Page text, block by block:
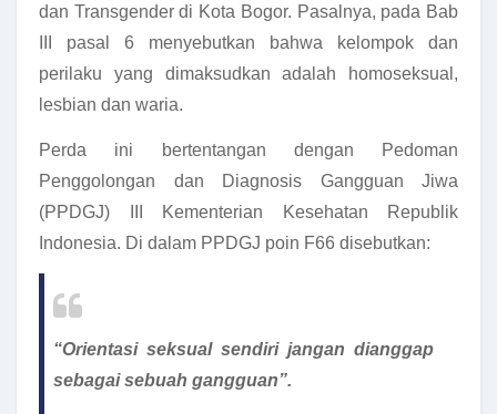
dan Transgender di Kota Bogor. Pasalnya, pada Bab
III pasal 6 menyebutkan bahwa kelompok dan
perilaku yang dimaksudkan adalah homoseksual,
lesbian dan waria.
Perda ini bertentangan dengan Pedoman
Penggolongan dan Diagnosis Gangguan Jiwa
(PPDGJ) III Kementerian Kesehatan Republik
Indonesia. Di dalam PPDGJ poin F66 disebutkan:
“Orientasi seksual sendiri jangan dianggap
sebagai sebuah gangguan”.